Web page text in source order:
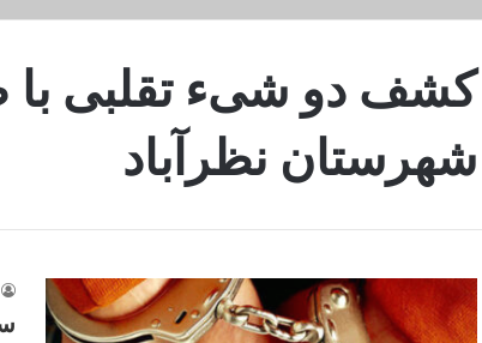
کشف دو شیء تقلبی با
شهرستان نظرآباد